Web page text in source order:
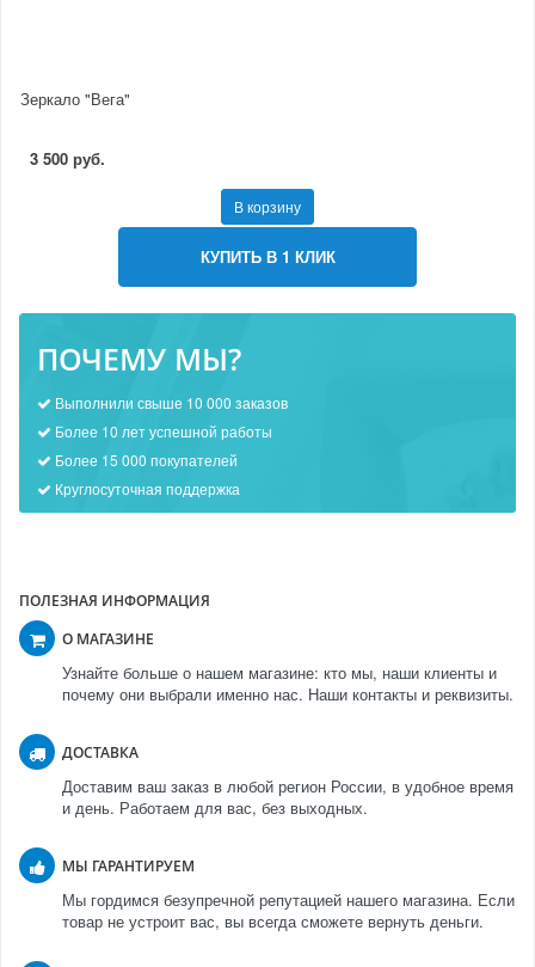
Зеркало "Вега"
3 500 руб.
В корзину
КУПИТЬ В 1 КЛИК
ПОЧЕМУ МЫ?
Выполнили свыше 10 000 заказов
Более 10 лет успешной работы
Более 15 000 покупателей
Круглосуточная поддержка
ПОЛЕЗНАЯ ИНФОРМАЦИЯ
О МАГАЗИНЕ
Узнайте больше о нашем магазине: кто мы, наши клиенты и
почему они выбрали именно нас. Наши контакты и реквизиты.
ДОСТАВКА
Доставим ваш заказ в любой регион России, в удобное время
и день. Работаем для вас, без выходных.
МЫ ГАРАНТИРУЕМ
Мы гордимся безупречной репутацией нашего магазина. Если
товар не устроит вас, вы всегда сможете вернуть деньги.